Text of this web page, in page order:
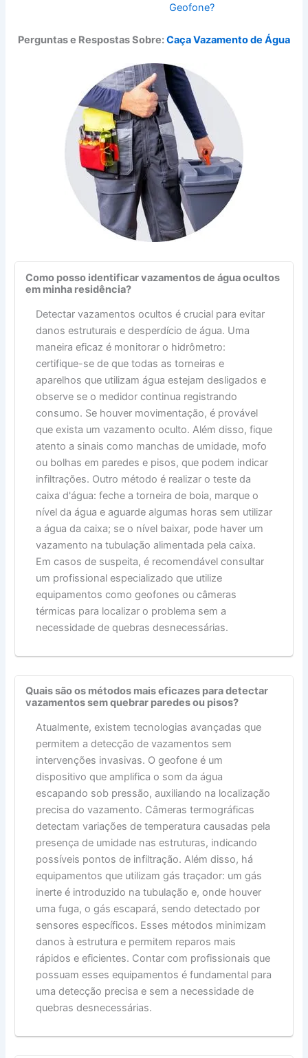
Geofone?
Perguntas e Respostas Sobre:Caça Vazamento de Água
Como posso identificar vazamentos de água ocultos
em minha residência?
Detectar vazamentos ocultos é crucial para evitar
danos estruturais e desperdício de água. Uma
maneira eficaz é monitorar o hidrômetro:
certifique-se de que todas as torneiras e
aparelhos que utilizam água estejam desligados e
observe se o medidor continua registrando
consumo. Se houver movimentação, é provável
que exista um vazamento oculto. Além disso, fique
atento a sinais como manchas de umidade, mofo
ou bolhas em paredes e pisos, que podem indicar
infiltrações. Outro método é realizar o teste da
caixa d'água: feche a torneira de boia, marque o
nível da água e aguarde algumas horas sem utilizar
a água da caixa; se o nível baixar, pode haver um
vazamento na tubulação alimentada pela caixa.
Em casos de suspeita, é recomendável consultar
um profissional especializado que utilize
equipamentos como geofones ou câmeras
térmicas para localizar o problema sem a
necessidade de quebras desnecessárias.
Quais são os métodos mais eficazes para detectar
vazamentos sem quebrar paredes ou pisos?
Atualmente, existem tecnologias avançadas que
permitem a detecção de vazamentos sem
intervenções invasivas. O geofone é um
dispositivo que amplifica o som da água
escapando sob pressão, auxiliando na localização
precisa do vazamento. Câmeras termográficas
detectam variações de temperatura causadas pela
presença de umidade nas estruturas, indicando
possíveis pontos de infiltração. Além disso, há
equipamentos que utilizam gás traçador: um gás
inerte é introduzido na tubulação e, onde houver
uma fuga, o gás escapará, sendo detectado por
sensores específicos. Esses métodos minimizam
danos à estrutura e permitem reparos mais
rápidos e eficientes. Contar com profissionais que
possuam esses equipamentos é fundamental para
uma detecção precisa e sem a necessidade de
quebras desnecessárias.